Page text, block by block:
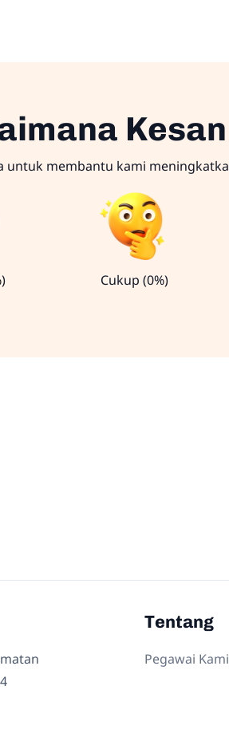
untuk membantu kami
Cukup (0%)
Tentang
Pegawai Kami